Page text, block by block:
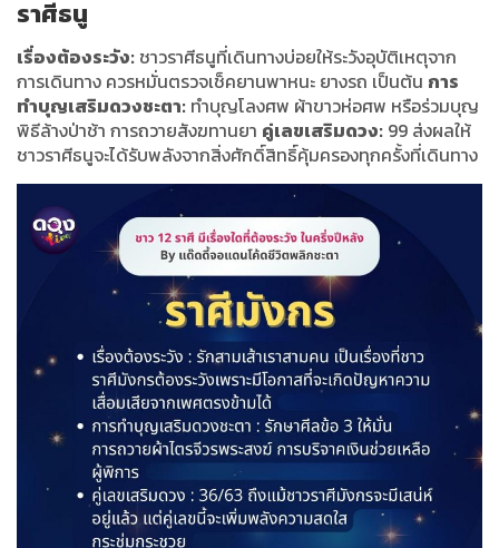
ราศีธนู
เรื่องต้องระวัง: ชาวราศีธนูที่เดินทางบ่อยให้ระวังอุบัติเหตุจาก
การเดินทาง ควรหมั่นตรวจเช็คยานพาหนะ ยางรถ เป็นต้น การ
ทำบุญเสริมดวงชะตา: ทำบุญโลงศพ ผ้าขาวห่อศพ หรือร่วมบุญ
พิธีล้างป่าช้า การถวายสังฆทานยา คู่เลขเสริมดวง: 99 ส่งผลให้
ชาวราศีธนูจะได้รับพลังจากสิ่งศักดิ์สิทธิ์คุ้มครองทุกครั้งที่เดินทาง